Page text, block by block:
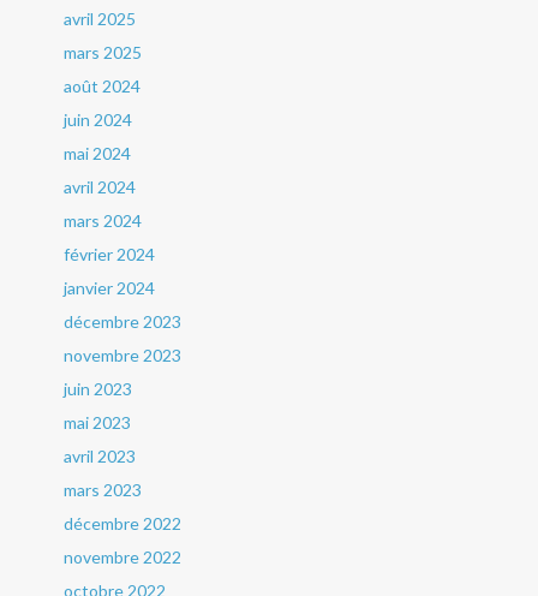
avril 2025
mars 2025
août 2024
juin 2024
mai 2024
avril 2024
mars 2024
février 2024
janvier 2024
décembre 2023
novembre 2023
juin 2023
mai 2023
avril 2023
mars 2023
décembre 2022
novembre 2022
octobre 2022